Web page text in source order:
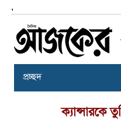
,
প্রচ্ছদ
ক্যান্সারকে